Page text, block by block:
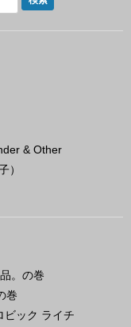
& Other
）
。の巻
巻
ビック ライチ